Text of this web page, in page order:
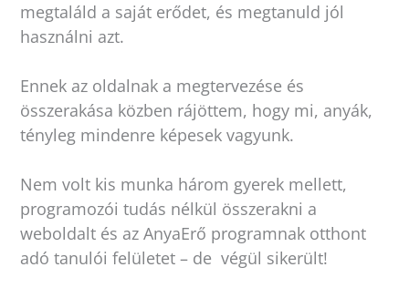
megtaláld a saját erődet, és megtanuld jól
használni azt.
Ennek az oldalnak a megtervezése és
összerakása közben rájöttem, hogy mi, anyák,
tényleg mindenre képesek vagyunk.
Nem volt kis munka három gyerek mellett,
programozói tudás nélkül összerakni a
weboldalt és az AnyaErő programnak otthont
adó tanulói felületet – de végül sikerült!